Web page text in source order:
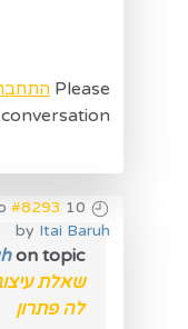
Please
conversation.
10 years 8 months ago
#8293
by Itai Baruh
on topic
שאלת
לה פתרון